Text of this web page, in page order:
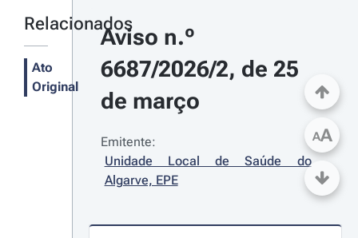
Relacionados
Ato
Original
Aviso n.º
6687/2026/2, de 25
de março
Emitente:
Unidade Local de Saúde do
Algarve, EPE
AA